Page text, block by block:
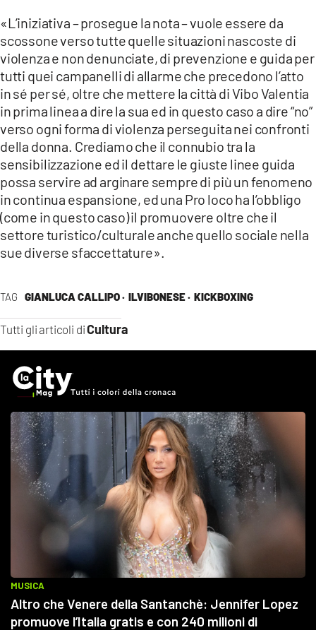
APPLE
TAG GIANLUCA CALLIPO · ILVIBONESE · KICKBOXING
Tutti gli articoli diCultura
«L’iniziativa – prosegue la nota – vuole essere da
scossone verso tutte quelle situazioni nascoste di
violenza e non denunciate, di prevenzione e guida per
tutti quei campanelli di allarme che precedono l’atto
in sé per sé, oltre che mettere la città di Vibo Valentia
in prima linea a dire la sua ed in questo caso a dire “no”
verso ogni forma di violenza perseguita nei confronti
della donna. Crediamo che il connubio tra la
sensibilizzazione ed il dettare le giuste linee guida
possa servire ad arginare sempre di più un fenomeno
in continua espansione, ed una Pro loco ha l’obbligo
(come in questo caso) il promuovere oltre che il
settore turistico/culturale anche quello sociale nella
sue diverse sfaccettature».